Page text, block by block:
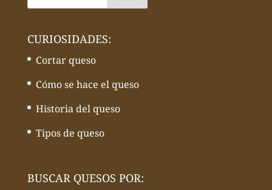
CURIOSIDADES:
Cortar queso
Cómo se hace el queso
Historia del queso
Tipos de queso
BUSCAR QUESOS POR: